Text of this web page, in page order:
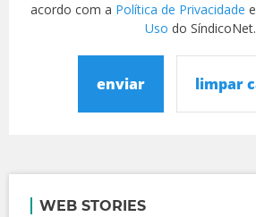
acordo com a Política de Privacidade
Uso do SíndicoNet.
enviar limpar
WEB STORIES